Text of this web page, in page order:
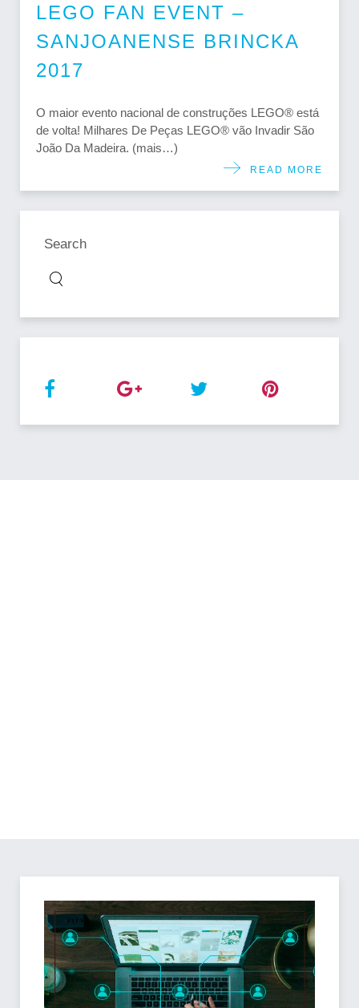
LEGO FAN EVENT –
SANJOANENSE BRINCKA
2017
O maior evento nacional de construções LEGO® está
de volta! Milhares De Peças LEGO® vão Invadir São
João Da Madeira. (mais…)
READ MORE
Search